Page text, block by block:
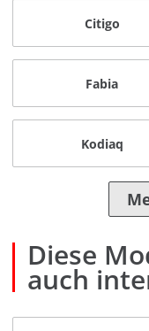
Citigo
Fabia
Kodiaq
Diese
auch